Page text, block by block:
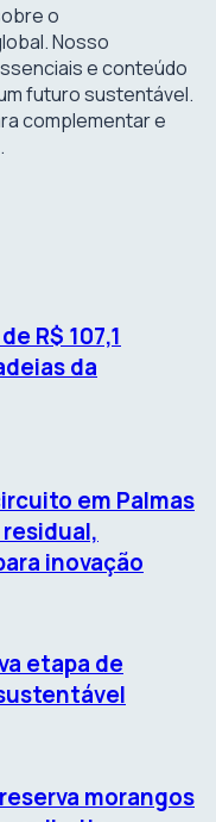
o
Nosso
e conteúdo
futuro sustentável.
complementar e
R$ 107,1
da
em Palmas
inovação
etapa de
morangos